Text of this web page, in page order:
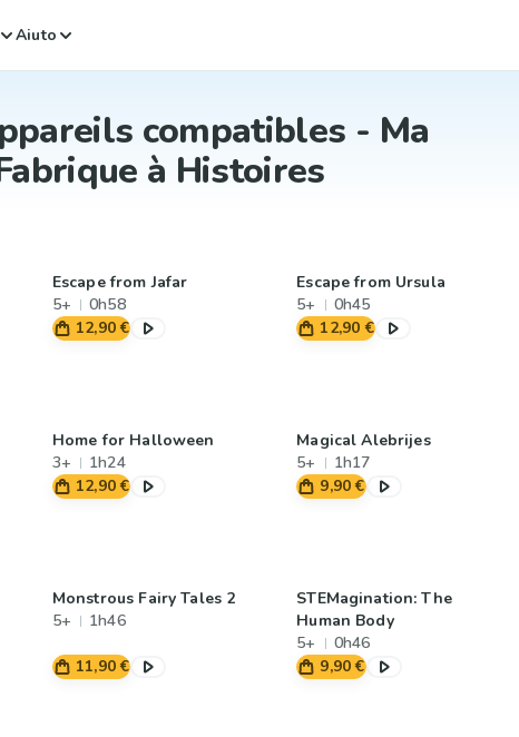
Aiuto
compatibles - Ma
à Histoires
Escape from Jafar
5+
0h58
12,90 €
Escape from Ursula
5+
0h45
12,90 €
Home for Halloween
3+
1h24
12,90 €
Magical Alebrijes
5+
1h17
9,90 €
Monstrous Fairy Tales 2
5+
1h46
11,90 €
STEMagination: The
Human Body
5+
0h46
9,90 €